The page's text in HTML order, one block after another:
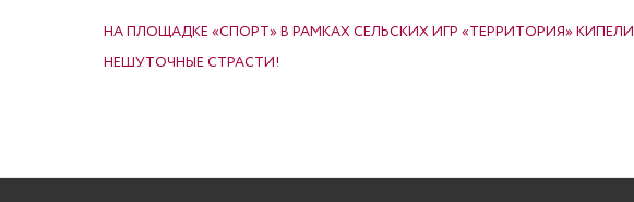
НА ПЛОЩАДКЕ «СПОРТ» В РАМКАХ СЕЛЬСКИХ ИГР «ТЕРРИТОРИЯ» КИПЕЛИ
НЕШУТОЧНЫЕ СТРАСТИ!